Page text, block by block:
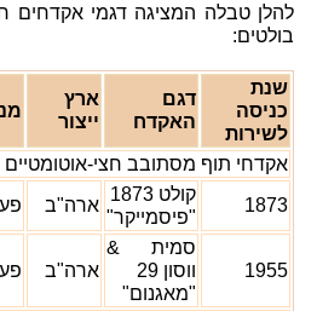
להלן טבלה המציגה דגמי אקדחים
בולטים:
שנת
כניסה
לשירות
דגם
האקדח
ארץ
ייצור
אקדחי תוף מסתובב חצי-אוטומטיים
1873
קולט 1873
"פיסמייקר"
ארה"ב
1955
סמית &
ווסון 29
"מאגנום"
ארה"ב